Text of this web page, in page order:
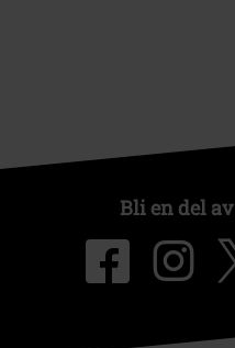
Bli en del